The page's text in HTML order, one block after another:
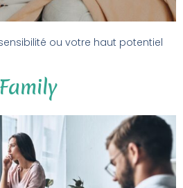
ou votre haut potentiel
Family